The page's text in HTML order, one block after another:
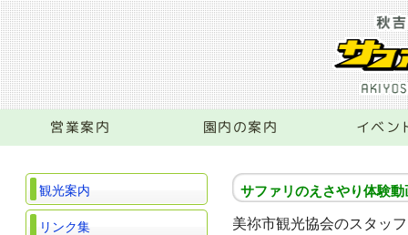
営業案内 園内の案内 イベン
観光案内
リンク集
サファリのえさやり体験動
美祢市観光協会のスタッ